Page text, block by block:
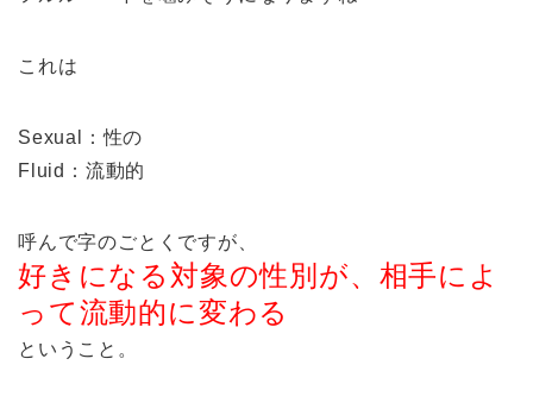
これは
Sexual：性の
Fluid：流動的
呼んで字のごとくですが、
好きになる対象の性別が、相手によ
って流動的に変わる
ということ。